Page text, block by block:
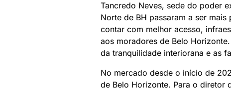
Tancredo Neves, sede do poder
Norte de BH passaram a ser
contar com melhor acesso,
aos moradores de Belo
da tranquilidade interiorana e as
No mercado desde o início de
de Belo Horizonte. Para o diretor